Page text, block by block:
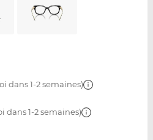
dans 1-2 semaines)
dans 1-2 semaines)